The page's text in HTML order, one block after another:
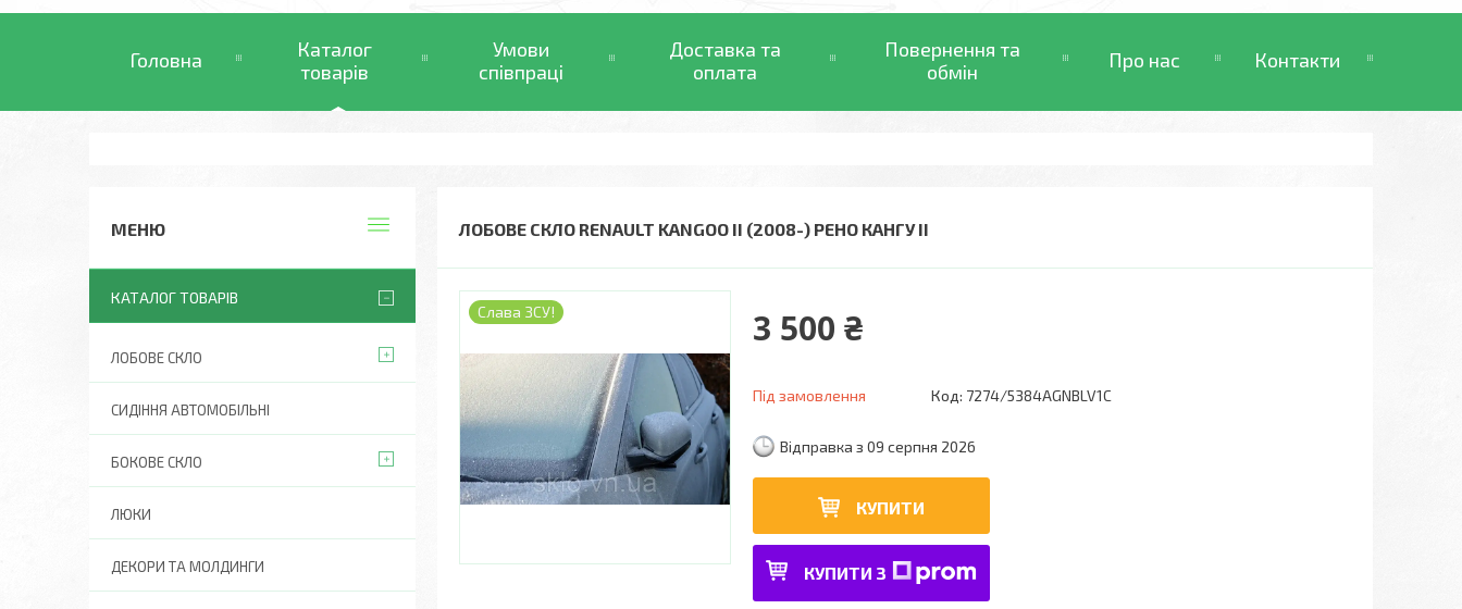
Головна
Каталог
товарів
Умови
співпраці
Доставка та
оплата
Повернення та
обмін
Про нас Контакти
ЛОБОВЕ СКЛО RENAULT KANGOO II (2008-) РЕНО КАНГУ II
Слава ЗСУ! 3 500 ₴
Під замовлення Код: 7274/5384AGNBLV1C
Відправка з 09 серпня 2026
КУПИТИ
КУПИТИ З
КАТАЛОГ ТОВАРІВ
ЛОБОВЕ СКЛО
СИДІННЯ АВТОМОБІЛЬНІ
БОКОВЕ СКЛО
ЛЮКИ
ДЕКОРИ ТА МОЛДИНГИ